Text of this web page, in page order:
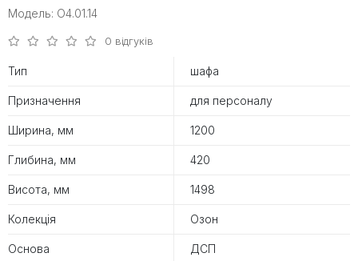
Модель: O4.01.14
0 відгуків
Тип шафа
Призначення для персоналу
Ширина, мм 1200
Глибина, мм 420
Висота, мм 1498
Колекція Озон
Основа ДСП